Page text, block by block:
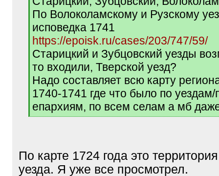
По Волоколамскому и Рузскому
исповедка 1741
https://epoisk.ru/cases/203/747/59/
Старицкий и Зубцовский уезды
то входили, Тверской уезд?
Надо составляет всю карту
1740-1741 где что было по
епархиям, по всем селам а мб
[
По карте 1724 года это
уезда. Я уже все просмотрел.